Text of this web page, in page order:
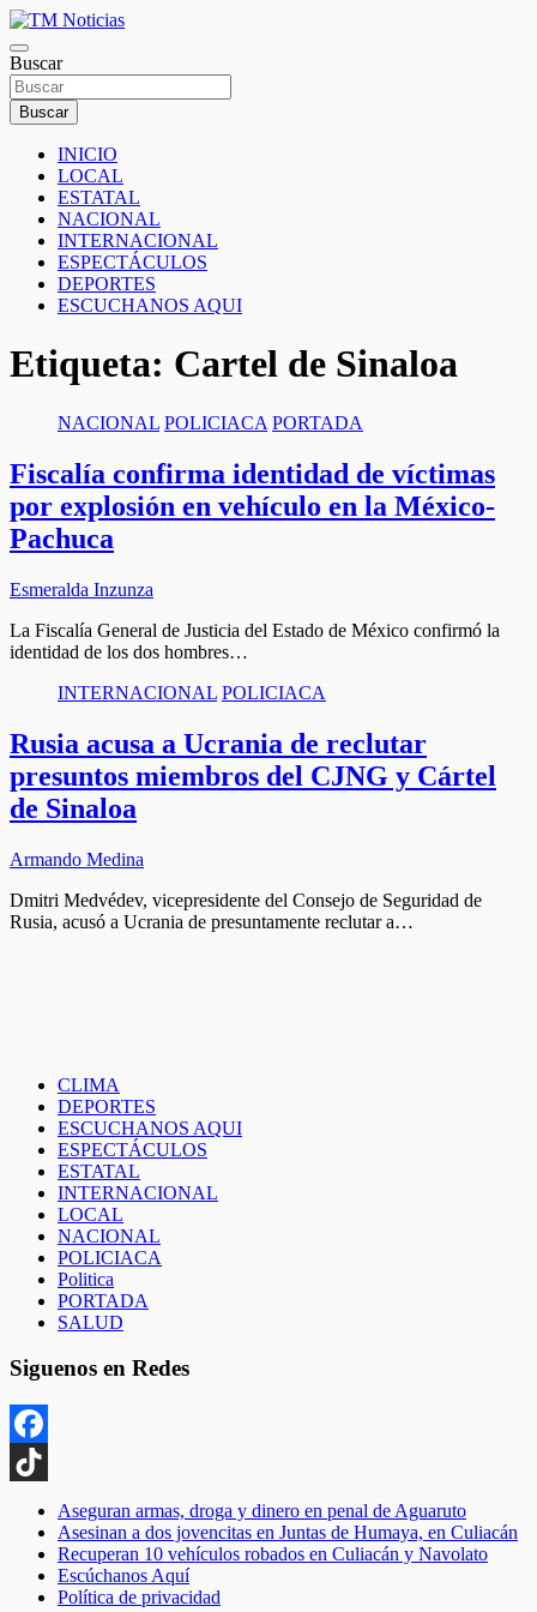
Saltar
al
contenido
TM Noticias
TM Noticias
Buscar
Buscar
INICIO
LOCAL
ESTATAL
NACIONAL
INTERNACIONAL
ESPECTÁCULOS
DEPORTES
ESCUCHANOS AQUI
Etiqueta: Cartel de Sinaloa
NACIONAL POLICIACA PORTADA
Fiscalía confirma identidad de víctimas
por explosión en vehículo en la México-
Pachuca
Esmeralda Inzunza
La Fiscalía General de Justicia del Estado de México confirmó la
identidad de los dos hombres…
INTERNACIONAL POLICIACA
Rusia acusa a Ucrania de reclutar
presuntos miembros del CJNG y Cártel
de Sinaloa
Armando Medina
Dmitri Medvédev, vicepresidente del Consejo de Seguridad de
Rusia, acusó a Ucrania de presuntamente reclutar a…
CLIMA
DEPORTES
ESCUCHANOS AQUI
ESPECTÁCULOS
ESTATAL
INTERNACIONAL
LOCAL
NACIONAL
POLICIACA
Politica
PORTADA
SALUD
Siguenos en Redes
Facebook
TikTok
Aseguran armas, droga y dinero en penal de Aguaruto
Asesinan a dos jovencitas en Juntas de Humaya, en Culiacán
Recuperan 10 vehículos robados en Culiacán y Navolato
Escúchanos Aquí
Política de privacidad